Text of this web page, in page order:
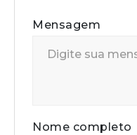
Mensagem
Nome completo